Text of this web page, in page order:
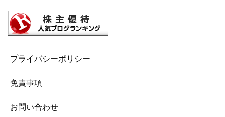
プライバシーポリシー
免責事項
お問い合わせ